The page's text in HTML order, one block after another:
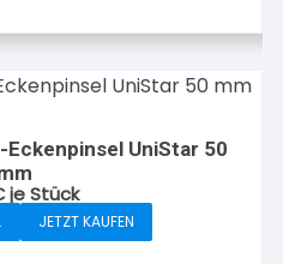
UniStar 50
je Stück
JETZT KAUFEN